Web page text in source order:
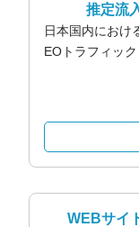
推定流
日本国内におけ
EOトラフィッ
WEBサイ